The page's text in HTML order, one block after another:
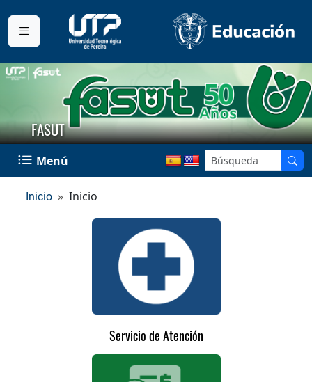
FASUT
Menú
Inicio Inicio
Servicio de Atención